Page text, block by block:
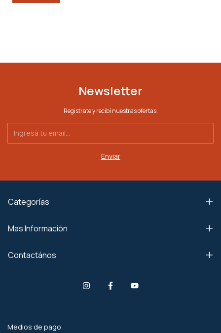
Newsletter
Registrate y recibí nuestras ofertas.
Categorías
Mas Información
Contactános
Medios de pago